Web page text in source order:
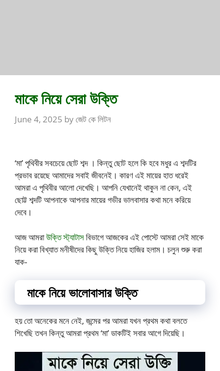
মাকে নিয়ে সেরা উক্তি
June 4, 2025 byজেট কে লিটন
‘মা’ পৃথিবীর সবচেয়ে ছোট শব্দ । কিন্তু ছোট হলে কি হবে মধুর এ শব্দটির
প্রভাব রয়েছে আমাদের সবাই জীবনেই। কারণ এই মায়ের হাত ধরেই
আমরা এ পৃথিবীর আলো দেখেছি। আপনি যেখানেই থাকুন না কেন, এই
ছোট্ট শব্দটি আপনাকে আপনার মায়ের গভীর ভালবাসার কথা মনে করিয়ে
দেবে।
আজ আমরাউক্তি স্ট্যাটাসবিভাগে আজকের এই পোস্টে আমরা সেই মাকে
নিয়ে করা বিখ্যাত মনীষীদের কিছু উক্তি নিয়ে হাজির হলাম। চলুন শুরু করা
যাক-
মাকে নিয়ে ভালোবাসার উক্তি
হয় তো অনেকের মনে নেই, জন্মের পর আমরা যখন প্রথম কথা বলতে
শিখেছি তখন কিন্তু আমরা প্রথম ‘মা’ ডাকটিই সবার আগে দিয়েছি।